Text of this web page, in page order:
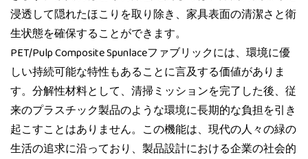
浸透して隠れたほこりを取り除き、家具表面の清潔さと衛
生状態を確保することができます。
PET/Pulp Composite Spunlaceファブリックには、環境に優
しい持続可能な特性もあることに言及する価値がありま
す。分解性材料として、清掃ミッションを完了した後、従
来のプラスチック製品のような環境に長期的な負担を引き
起こすことはありません。この機能は、現代の人々の緑の
生活の追求に沿っており、製品設計における企業の社会的